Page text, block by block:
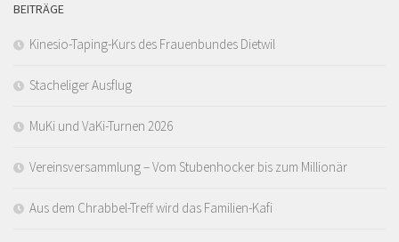
BEITRÄGE
Kinesio-Taping-Kurs des Frauenbundes Dietwil
Stacheliger Ausflug
MuKi und VaKi-Turnen 2026
Vereinsversammlung – Vom Stubenhocker bis zum Millionär
Aus dem Chrabbel-Treff wird das Familien-Kafi